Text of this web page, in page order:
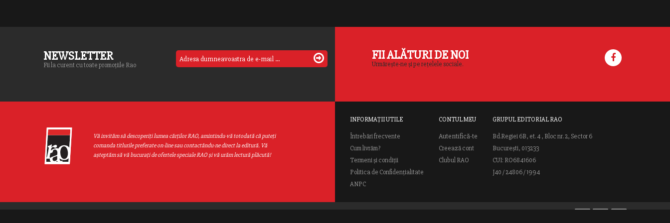
NEWSLETTER
Fii la curent cu toate promoțiile Rao
FII ALĂTURI DE NOI
Urmărește-ne și pe rețelele sociale.
Vă invităm să descoperiţi lumea cărţilor RAO, amintindu-vă totodată că puteţi
comanda titlurile preferate on-line sau contactându-ne direct la editură. Vă
aşteptăm să vă bucuraţi de ofertele speciale RAO şi vă urăm lectură plăcută!
INFORMAȚII UTILE
Întrebări frecvente
Cum livrăm?
Termeni și condiții
Politica de Confidențialitate
ANPC
CONTUL MEU
Autentifică-te
Creează cont
Clubul RAO
GRUPUL EDITORIAL RAO
Bd.Regiei 6B, et. 4 , Bloc nr. 2, Sector 6
București, 013233
CUI: RO6841606
J40 / 24806 / 1994